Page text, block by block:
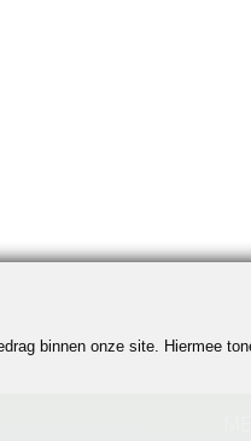
binnen onze site. Hiermee